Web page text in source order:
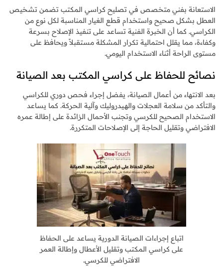
الاستعانة بفني متخصص في تصليح كراسي المكتب تضمن تشخيص
العطل بشكل صحيح واستخدام قطع الغيار المناسبة لكل نوع من
الكراسي. كما أن الخبرة الفنية تساعد على تنفيذ الإصلاح بسرعة
وكفاءة، مما يقلل احتمالية تكرار المشكلة مستقبلاً ويحافظ على
مستوى الراحة أثناء الاستخدام اليومي.
نصائح للحفاظ على كراسي المكتب بعد الصيانة
بعد الانتهاء من أعمال الصيانة، يفضل إجراء فحص دوري للكراسي
والتأكد من سلامة العجلات والهيدروليك وآلية الحركة. كما يساعد
الاستخدام الصحيح للكرسي وتجنب الأحمال الزائدة على إطالة عمره
الافتراضي وتقليل الحاجة إلى الإصلاحات المتكررة.
اتباع إجراءات الصيانة الدورية يساعد على الحفاظ
على كراسي المكتب وتقليل الأعطال وإطالة العمر
الافتراضي للكرسي.